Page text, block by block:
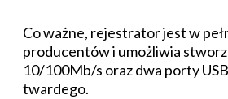
Co ważne, rejestrator jest w
producentów i umożliwia
10/100Mb/s oraz dwa porty
twardego.